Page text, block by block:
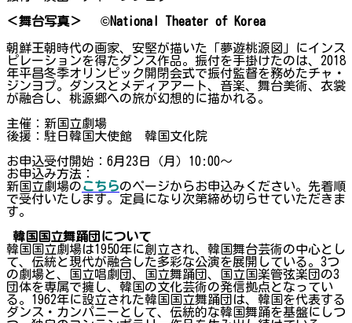
＜舞台写真＞ ©National Theater of Korea
朝鮮王朝時代の画家、安堅が描いた「夢遊桃源図」にインス
ピレーションを得たダンス作品。振付を手掛けたのは、2018
年平昌冬季オリンピック開閉会式で振付監督を務めたチャ・
ジンヨプ。ダンスとメディアアート、音楽、舞台美術、衣裳
が融合し、桃源郷への旅が幻想的に描かれる。
主催：新国立劇場
後援：駐日韓国大使館 韓国文化院
お申込受付開始：6月23日（月）10:00～
お申込み方法：
新国立劇場のこちらのページからお申込みください。先着順
で受付いたします。定員になり次第締め切らせていただきま
す。
韓国国立舞踊団について
韓国国立劇場は1950年に創立され、韓国舞台芸術の中心とし
て、伝統と現代が融合した多彩な公演を展開している。3つ
の劇場と、国立唱劇団、国立舞踊団、国立国楽管弦楽団の3
団体を専属で擁し、韓国の文化芸術の発信拠点となってい
る。1962年に設立された韓国国立舞踊団は、韓国を代表する
ダンス・カンパニーとして、伝統的な韓国舞踊を基盤にしつ